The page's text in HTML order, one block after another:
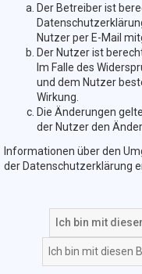
Der Betreiber ist
Nutzer per E-Mail
Der Nutzer ist
Im Falle des
und dem Nutzer
Wirkung.
Die Änderungen
der Nutzer den
Informationen über den
der Datenschutzerklärung